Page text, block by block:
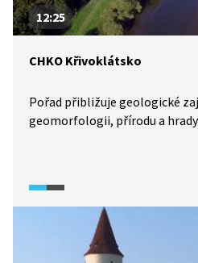
12:25
CHKO Křivoklátsko
Pořad přibližuje geologické
geomorfologii, přírodu a